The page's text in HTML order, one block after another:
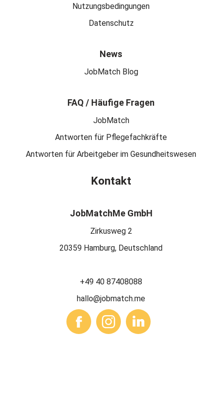
Nutzungsbedingungen
Datenschutz
News
JobMatch Blog
FAQ / Häufige Fragen
JobMatch
Antworten für Pflegefachkräfte
Antworten für Arbeitgeber im Gesundheitswesen
Kontakt
JobMatchMe GmbH
Zirkusweg 2
20359 Hamburg, Deutschland
+49 40 87408088
hallo@jobmatch.me